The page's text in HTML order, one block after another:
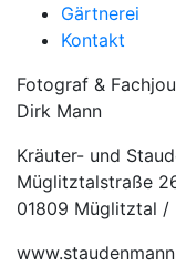
Gärtnerei
Kontakt
Fotograf &
Dirk Mann
Kräuter- und
Müglitztalstraße
01809 Müglitztal /